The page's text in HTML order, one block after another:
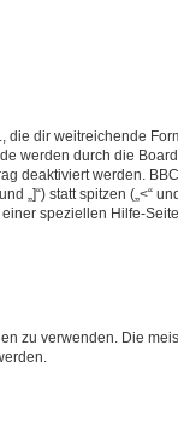
die dir weitreichende
werden durch die
deaktiviert werden.
„]“) statt spitzen („<“
speziellen Hilfe-
zu verwenden. Die